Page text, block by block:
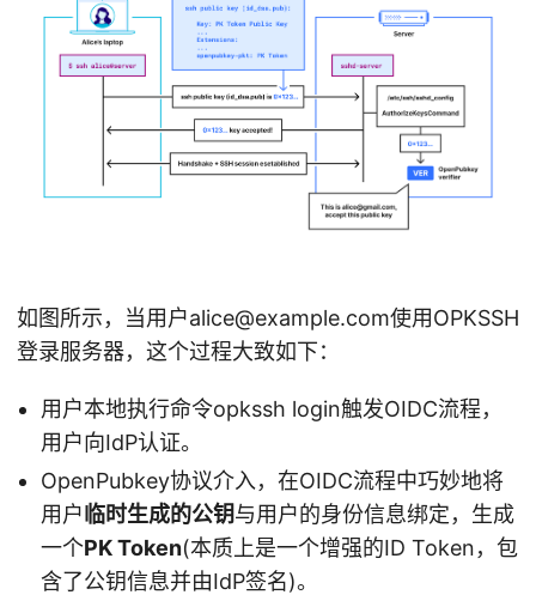
如图所示，当用户alice@example.com使用OPKSSH
登录服务器，这个过程大致如下：
用户本地执行命令opkssh login触发OIDC流程，
用户向IdP认证。
OpenPubkey协议介入，在OIDC流程中巧妙地将
用户临时生成的公钥与用户的身份信息绑定，生成
一个PK Token(本质上是一个增强的ID Token，包
含了公钥信息并由IdP签名)。